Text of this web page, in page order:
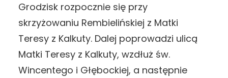
Grodzisk rozpocznie się przy
skrzyżowaniu Rembielińskiej z Matki
Teresy z Kalkuty. Dalej poprowadzi ulicą
Matki Teresy z Kalkuty, wzdłuż św.
Wincentego i Głębockiej, a następnie